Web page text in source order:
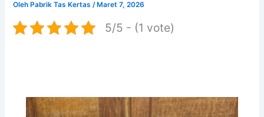
Oleh Pabrik Tas Kertas/ Maret 7, 2026
5/5 - (1 vote)